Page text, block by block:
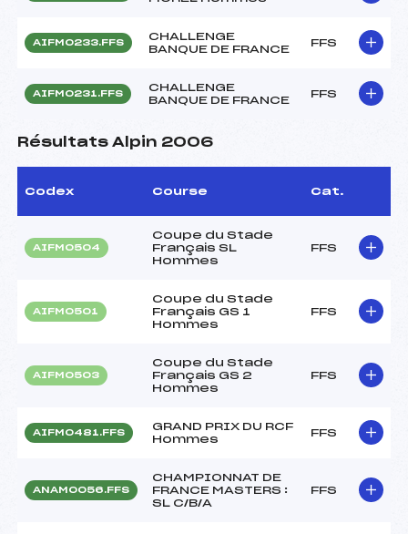
AIFM0233.FFS
CHALLENGE
BANQUE DE FRANCE
FFS
AIFM0231.FFS
CHALLENGE
BANQUE DE FRANCE
FFS
Résultats Alpin 2006
Codex Course Cat.
AIFM0504
Coupe du Stade
Français SL
Hommes
FFS
AIFM0501
Coupe du Stade
Français GS 1
Hommes
FFS
AIFM0503
Coupe du Stade
Français GS 2
Hommes
FFS
AIFM0481.FFS
GRAND PRIX DU RCF
Hommes
FFS
ANAM0056.FFS
CHAMPIONNAT DE
FRANCE MASTERS :
SL C/B/A
FFS